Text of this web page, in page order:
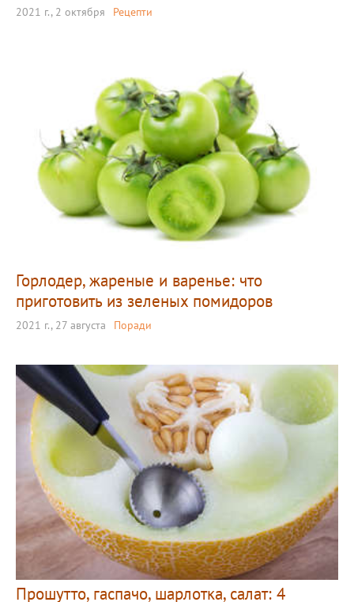
2021 г., 2 октября Рецепти
Горлодер, жареные и варенье: что
приготовить из зеленых помидоров
2021 г., 27 августа Поради
Прошутто, гаспачо, шарлотка, салат: 4